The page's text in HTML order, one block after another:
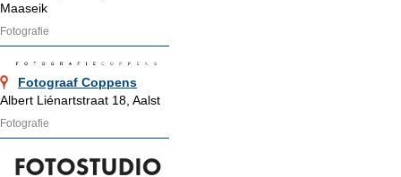
Maaseik
Fotografie
Fotograaf Coppens
Albert Liénartstraat 18, Aalst
Fotografie